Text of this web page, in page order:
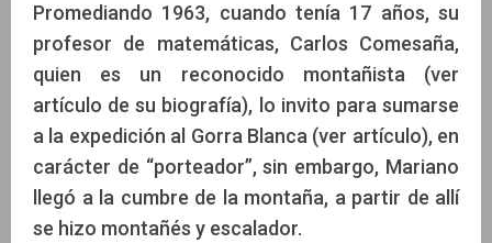
Promediando 1963, cuando tenía 17 años, su
profesor de matemáticas, Carlos Comesaña,
quien es un reconocido montañista (ver
artículo de su biografía), lo invito para sumarse
a la expedición al Gorra Blanca (ver artículo), en
carácter de “porteador”, sin embargo, Mariano
llegó a la cumbre de la montaña, a partir de allí
se hizo montañés y escalador.